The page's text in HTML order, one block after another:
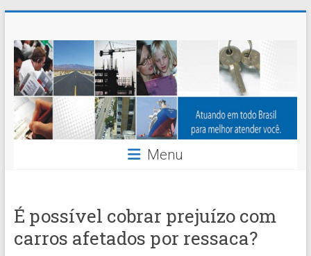
content
Nossaseg
Administração
e
Corretagem
de
Ltda.
Menu
É possível cobrar prejuízo com
carros afetados por ressaca?